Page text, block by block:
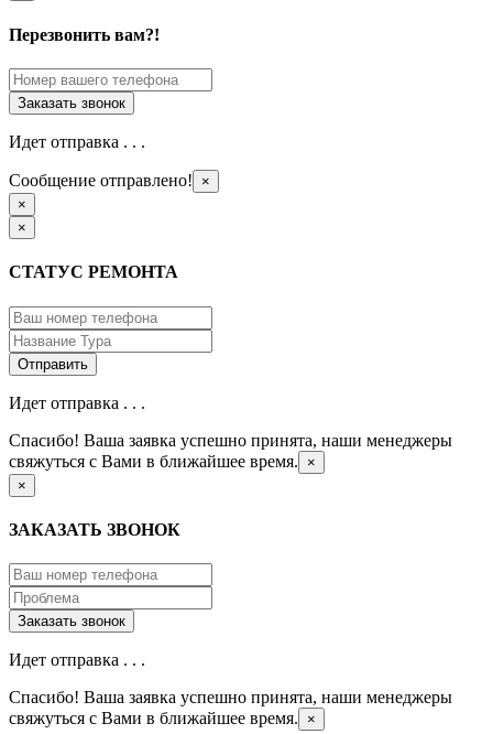
Перезвонить вам?!
Идет отправка . . .
Сообщение отправлено!
×
×
×
СТАТУС РЕМОНТА
Идет отправка . . .
Спасибо! Ваша заявка успешно принята, наши менеджеры
свяжуться с Вами в ближайшее время.
×
×
ЗАКАЗАТЬ ЗВОНОК
Идет отправка . . .
Спасибо! Ваша заявка успешно принята, наши менеджеры
свяжуться с Вами в ближайшее время.
×